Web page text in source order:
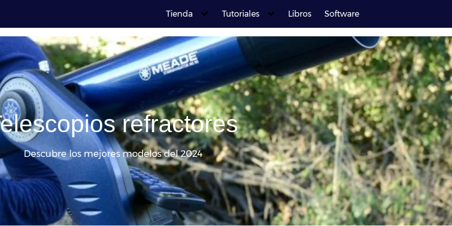
Tienda Tutoriales Libros Software
refractores
Descubre los mejores modelos del 2024